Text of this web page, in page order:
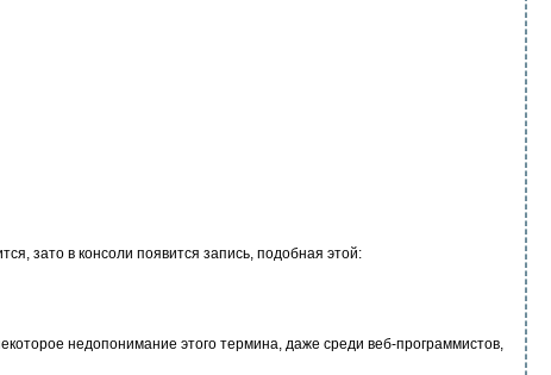
зато в консоли появится запись, подобная этой:
недопонимание этого термина, даже среди веб-программистов,